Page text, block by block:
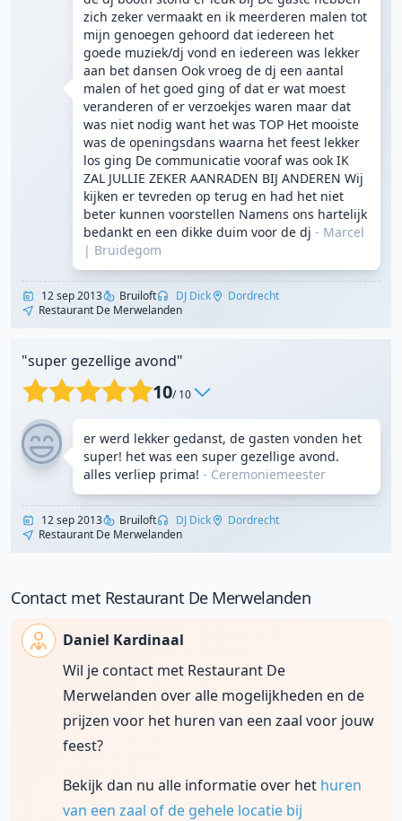
zich zeker vermaakt en ik meerderen malen tot
mijn genoegen gehoord dat iedereen het
goede muziek/dj vond en iedereen was lekker
aan bet dansen Ook vroeg de dj een aantal
malen of het goed ging of dat er wat moest
veranderen of er verzoekjes waren maar dat
was niet nodig want het was TOP Het mooiste
was de openingsdans waarna het feest lekker
los ging De communicatie vooraf was ook IK
ZAL JULLIE ZEKER AANRADEN BIJ ANDEREN Wij
kijken er tevreden op terug en had het niet
beter kunnen voorstellen Namens ons hartelijk
bedankt en een dikke duim voor de dj - Marcel
| Bruidegom
12 sep 2013 Bruiloft DJ Dick
Dordrecht
Restaurant De Merwelanden
"super gezellige avond"
10/ 10
er werd lekker gedanst, de gasten vonden het
super! het was een super gezellige avond.
alles verliep prima! - Ceremoniemeester
12 sep 2013 Bruiloft DJ Dick
Dordrecht
Restaurant De Merwelanden
Contact met Restaurant De Merwelanden
Daniel Kardinaal
Wil je contact met Restaurant De
Merwelanden over alle mogelijkheden en de
prijzen voor het huren van een zaal voor jouw
feest?
Bekijk dan nu alle informatie over het huren
van een zaal of de gehele locatie bij